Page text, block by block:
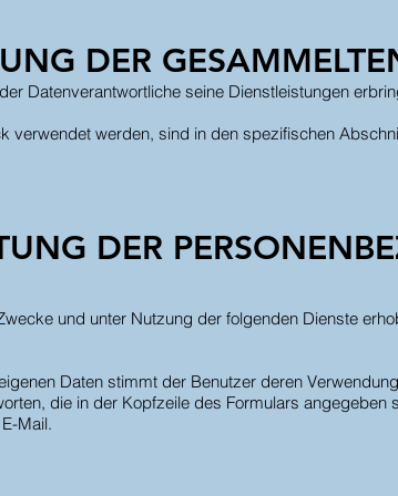
DER
Datenverantwortliche seine Dienstleistungen
verwendet werden, sind in den spezifischen
DER
und unter Nutzung der folgenden Dienste
Daten stimmt der Benutzer deren
die in der Kopfzeile des Formulars angegeben
Mail.